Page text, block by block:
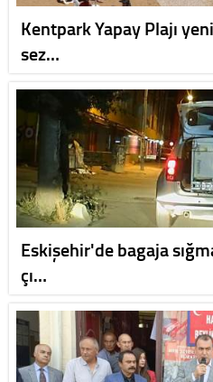
Kentpark Yapay Plajı
sez…
Eskişehir'de bagaja
çı…